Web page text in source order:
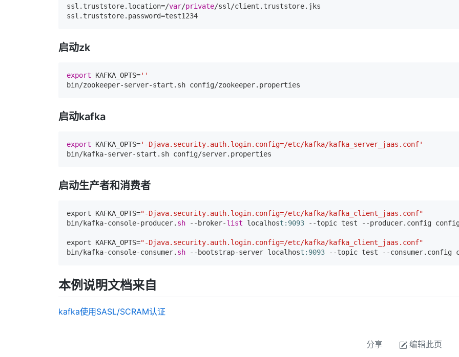
ssl.truststore.location=/var/private/ssl/client.truststore.jks
启动zk
export KAFKA_OPTS=''
启动kafka
export KAFKA_OPTS='-Djava.security.auth.login.config=/etc/kafka/kafka_server_jaas.conf'
启动生产者和消费者
export KAFKA_OPTS="-Djava.security.auth.login.config=/etc/kafka/kafka_client_jaas.conf"
bin/kafka-console-producer. sh --broker-list localhost:9093 --topic test --producer.config
export KAFKA_OPTS="-Djava.security.auth.login.config=/etc/kafka/kafka_client_jaas.conf"
bin/kafka-console-consumer. sh --bootstrap-server localhost:9093
本例说明文档来自
kafka使用SASL/SCRAM认证
分享 编辑此页